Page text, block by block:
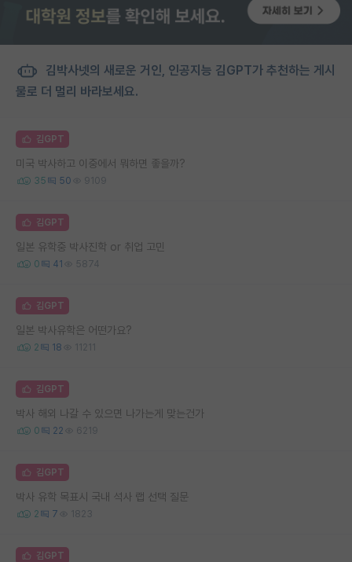
김박사넷의 새로운 거인, 인공지능 김GPT가 추천하는 게시
물로 더 멀리 바라보세요.
김GPT
미국 박사하고 이중에서 뭐하면 좋을까?
35 50 9109
김GPT
일본 유학중 박사진학 or 취업 고민
0 41 5874
김GPT
일본 박사유학은 어떤가요?
2 18 11211
김GPT
박사 해외 나갈 수 있으면 나가는게 맞는건가
0 22 6219
김GPT
박사 유학 목표시 국내 석사 랩 선택 질문
2 7 1823
김GPT